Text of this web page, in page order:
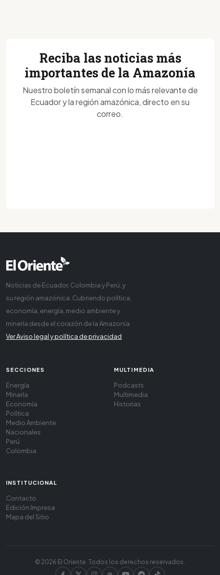
Reciba las noticias más
importantes de la Amazonía
Nuestro boletín semanal con lo más relevante de
Ecuador y la región amazónica, directo en su
correo.
Noticias de Ecuador, Colombia y Perú, y
su región amazónica. Cubriendo política,
economía, energía, medio ambiente y
minería desde el corazón de la Amazonía
Ver Aviso legal y política de privacidad
SECCIONES
Energía
Minería
Economía
Política
Medio Ambiente
Nacionales
Perú
Colombia
MULTIMEDIA
Podcasts
Multimedia
Historias
INSTITUCIONAL
Contacto
Edición Impresa
Mapa del Sitio
© 2026 El Oriente. Todos los derechos reservados.